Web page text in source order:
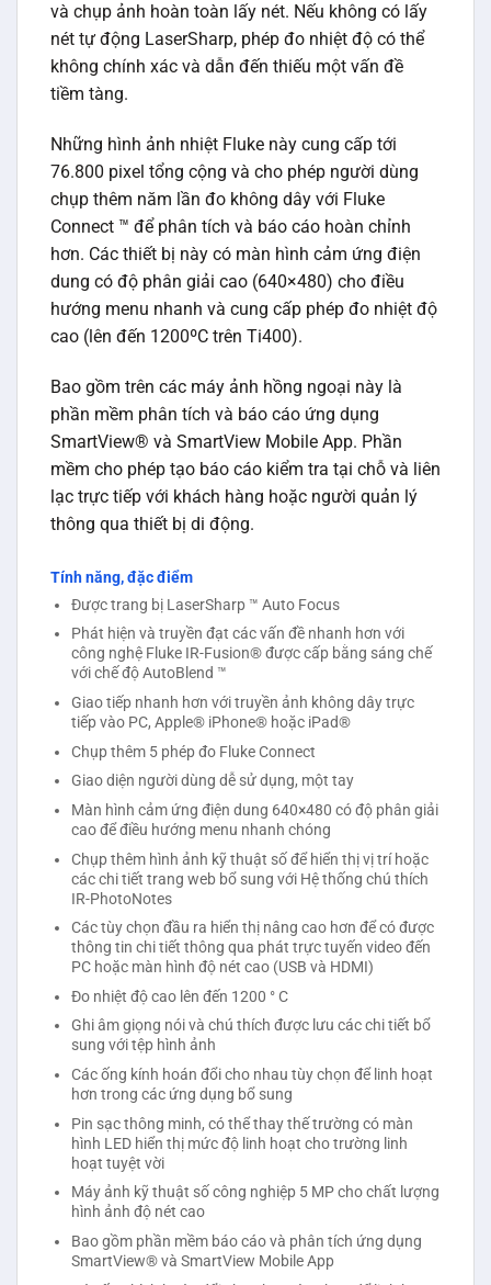
và chụp ảnh hoàn toàn lấy nét. Nếu không có lấy
nét tự động LaserSharp, phép đo nhiệt độ có thể
không chính xác và dẫn đến thiếu một vấn đề
tiềm tàng.
Những hình ảnh nhiệt Fluke này cung cấp tới
76.800 pixel tổng cộng và cho phép người dùng
chụp thêm năm lần đo không dây với Fluke
Connect ™ để phân tích và báo cáo hoàn chỉnh
hơn. Các thiết bị này có màn hình cảm ứng điện
dung có độ phân giải cao (640×480) cho điều
hướng menu nhanh và cung cấp phép đo nhiệt độ
cao (lên đến 1200ºC trên Ti400).
Bao gồm trên các máy ảnh hồng ngoại này là
phần mềm phân tích và báo cáo ứng dụng
SmartView® và SmartView Mobile App. Phần
mềm cho phép tạo báo cáo kiểm tra tại chỗ và liên
lạc trực tiếp với khách hàng hoặc người quản lý
thông qua thiết bị di động.
Tính năng, đặc điểm
Được trang bị LaserSharp ™ Auto Focus
Phát hiện và truyền đạt các vấn đề nhanh hơn với
công nghệ Fluke IR-Fusion® được cấp bằng sáng chế
với chế độ AutoBlend ™
Giao tiếp nhanh hơn với truyền ảnh không dây trực
tiếp vào PC, Apple® iPhone® hoặc iPad®
Chụp thêm 5 phép đo Fluke Connect
Giao diện người dùng dễ sử dụng, một tay
Màn hình cảm ứng điện dung 640×480 có độ phân giải
cao để điều hướng menu nhanh chóng
Chụp thêm hình ảnh kỹ thuật số để hiển thị vị trí hoặc
các chi tiết trang web bổ sung với Hệ thống chú thích
IR-PhotoNotes
Các tùy chọn đầu ra hiển thị nâng cao hơn để có được
thông tin chi tiết thông qua phát trực tuyến video đến
PC hoặc màn hình độ nét cao (USB và HDMI)
Đo nhiệt độ cao lên đến 1200 ° C
Ghi âm giọng nói và chú thích được lưu các chi tiết bổ
sung với tệp hình ảnh
Các ống kính hoán đổi cho nhau tùy chọn để linh hoạt
hơn trong các ứng dụng bổ sung
Pin sạc thông minh, có thể thay thế trường có màn
hình LED hiển thị mức độ linh hoạt cho trường linh
hoạt tuyệt vời
Máy ảnh kỹ thuật số công nghiệp 5 MP cho chất lượng
hình ảnh độ nét cao
Bao gồm phần mềm báo cáo và phân tích ứng dụng
SmartView® và SmartView Mobile App